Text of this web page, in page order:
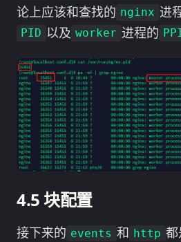
论上应该和查找的 nginx 进
PID 以及 worker 进程的
块配置
接下来的 events 和 http 都